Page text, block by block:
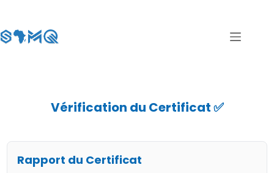
Vérification du Certificat ✅
Rapport du Certificat